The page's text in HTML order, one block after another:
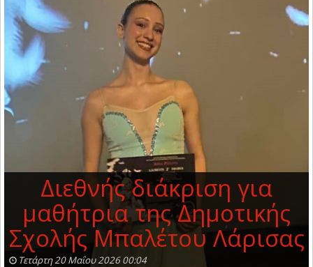
Διεθνής διάκριση για
μαθήτρια της Δημοτικής
Σχολής Μπαλέτου Λάρισας
Τετάρτη 20 Μαΐου 2026 00:04